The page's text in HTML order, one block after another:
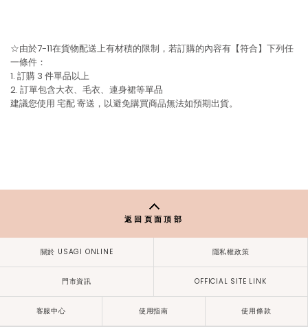
☆由於7-11在貨物配送上有材積的限制，若訂購的內容有【符合】下列任
一條件：
1. 訂購 3 件單品以上
2. 訂單包含大衣、毛衣、連身裙等單品
建議您使用 宅配寄送，以避免購買商品無法如預期出貨。
返回頁面頂部
關於 USAGI ONLINE 隱私權政策
門市資訊 OFFICIAL SITE LINK
客服中心 使用指南 使用條款